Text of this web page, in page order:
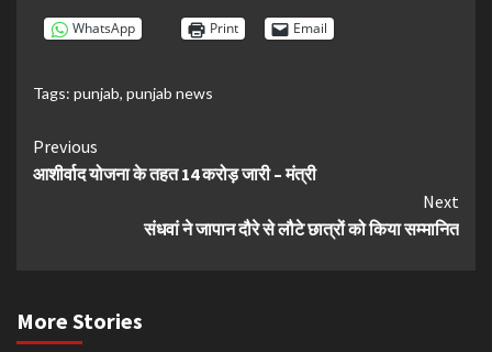
WhatsApp Print Email
Tags: punjab, punjab news
Continue
Reading
Previous
आशीर्वाद योजना के तहत 14 करोड़ जारी – मंत्री
Next
संधवां ने जापान दौरे से लौटे छात्रों को किया सम्मानित
More Stories